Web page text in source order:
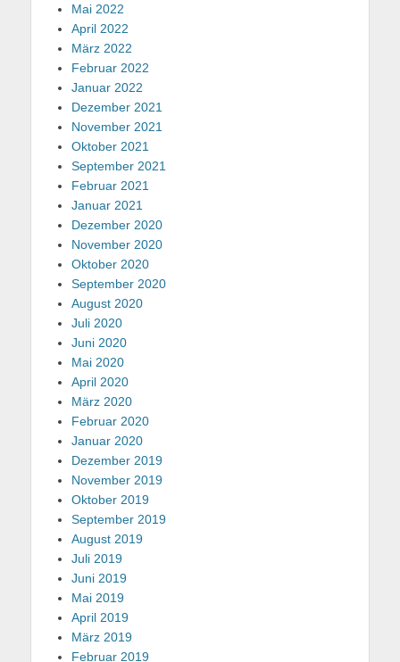
Mai 2022
April 2022
März 2022
Februar 2022
Januar 2022
Dezember 2021
November 2021
Oktober 2021
September 2021
Februar 2021
Januar 2021
Dezember 2020
November 2020
Oktober 2020
September 2020
August 2020
Juli 2020
Juni 2020
Mai 2020
April 2020
März 2020
Februar 2020
Januar 2020
Dezember 2019
November 2019
Oktober 2019
September 2019
August 2019
Juli 2019
Juni 2019
Mai 2019
April 2019
März 2019
Februar 2019